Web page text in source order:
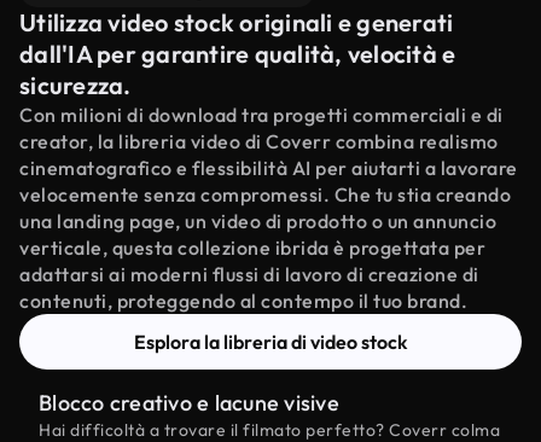
Utilizza video stock originali e generati
dall'IA per garantire qualità, velocità e
sicurezza.
Con milioni di download tra progetti commerciali e di
creator, la libreria video di Coverr combina realismo
cinematografico e flessibilità AI per aiutarti a lavorare
velocemente senza compromessi. Che tu stia creando
una landing page, un video di prodotto o un annuncio
verticale, questa collezione ibrida è progettata per
adattarsi ai moderni flussi di lavoro di creazione di
contenuti, proteggendo al contempo il tuo brand.
Esplora la libreria di video stock
Blocco creativo e lacune visive
Hai difficoltà a trovare il filmato perfetto? Coverr colma